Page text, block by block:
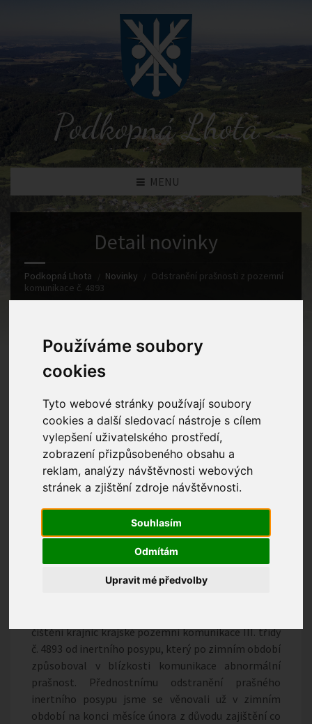
Používáme soubory
cookies
Tyto webové stránky používají soubory
cookies a další sledovací nástroje s cílem
vylepšení uživatelského prostředí,
zobrazení přizpůsobeného obsahu a
reklam, analýzy návštěvnosti webových
stránek a zjištění zdroje návštěvnosti.
Souhlasím
Odmítám
Upravit mé předvolby
Podkopná Lhota
MENU
Detail novinky
Podkopná Lhota Novinky
Odstranění prašnosti z pozemní
komunikace č. 4893
Na konci měsíce března proběhlo
dle domluvy s Ředitelstvím silnic
čištění krajnic krajské pozemní komunikace III. třídy
č. 4893 od inertního posypu, který po zimním období
způsoboval v blízkosti komunikace abnormální
prašnost. Přednostnímu odstranění prašného
inertního posypu jsme se věnovali už v zimním
období na konci měsíce února z důvodu zajištění co